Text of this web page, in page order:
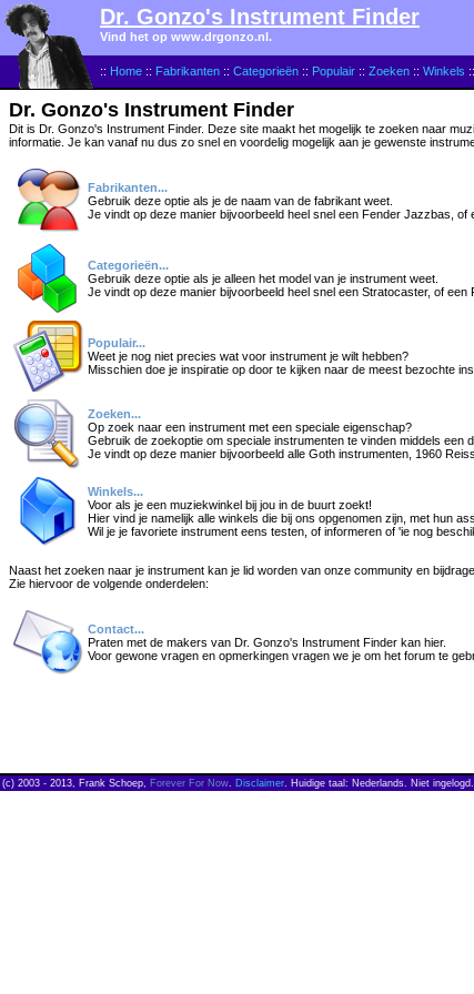
:: Home :: Fabrikanten :: Categorieën :: Populair :: Zoeken :: Winkels ::
Dr. Gonzo's Instrument Finder
Vind het op www.drgonzo.nl.
Dr. Gonzo's Instrument Finder
Dit is Dr. Gonzo's Instrument Finder. Deze site maakt het mogelijk te zoeken naar
informatie. Je kan vanaf nu dus zo snel en voordelig mogelijk aan je gewenste
Fabrikanten...
Gebruik deze optie als je de naam van de fabrikant weet.
Je vindt op deze manier bijvoorbeeld heel snel een Fender Jazzbas, of
Categorieën...
Gebruik deze optie als je alleen het model van je instrument weet.
Je vindt op deze manier bijvoorbeeld heel snel een Stratocaster, of een
Populair...
Weet je nog niet precies wat voor instrument je wilt hebben?
Misschien doe je inspiratie op door te kijken naar de meest bezochte
Zoeken...
Op zoek naar een instrument met een speciale eigenschap?
Gebruik de zoekoptie om speciale instrumenten te vinden middels een
Je vindt op deze manier bijvoorbeeld alle Goth instrumenten, 1960
Winkels...
Voor als je een muziekwinkel bij jou in de buurt zoekt!
Hier vind je namelijk alle winkels die bij ons opgenomen zijn, met hun
Wil je je favoriete instrument eens testen, of informeren of 'ie nog
Naast het zoeken naar je instrument kan je lid worden van onze community en
Zie hiervoor de volgende onderdelen:
Contact...
Praten met de makers van Dr. Gonzo's Instrument Finder kan hier.
Voor gewone vragen en opmerkingen vragen we je om het forum te
(c) 2003 - 2013, Frank Schoep, Forever For Now. Disclaimer. Huidige taal: Nederlands. Niet ingelogd.